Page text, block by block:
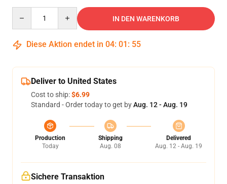
IN DEN WARENKORB
Diese Aktion endet in 04: 01 : 54
Deliver to United States
Cost to ship:$6.99
Standard - Order today to get byAug. 12 - Aug. 19
Production
Today
Shipping
Aug. 08
Delivered
Aug. 12 - Aug. 19
Sichere Transaktion